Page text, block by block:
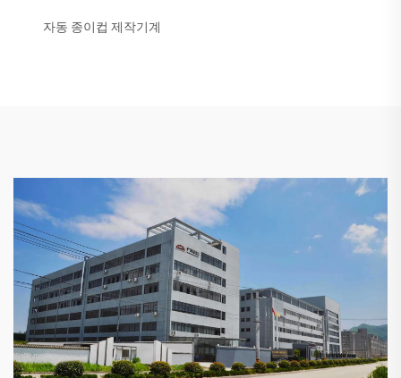
자동 종이컵 제작기계